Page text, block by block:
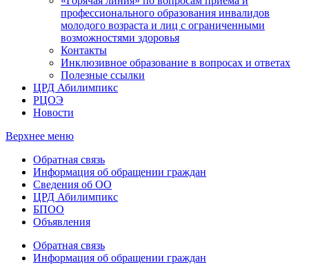
профессионального образования инвалидов
молодого возраста и лиц с ограниченными
возможностями здоровья
Контакты
Инклюзивное образование в вопросах и ответах
Полезные ссылки
ЦРД Абилимпикс
РЦОЭ
Новости
Верхнее меню
Обратная связь
Информация об обращении граждан
Сведения об ОО
ЦРД Абилимпикс
БПОО
Объявления
Обратная связь
Информация об обращении граждан